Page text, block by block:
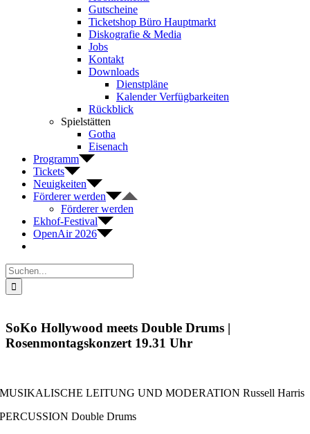
Gutscheine
Ticketshop Büro Hauptmarkt
Diskografie & Media
Jobs
Kontakt
Downloads
Dienstpläne
Kalender Verfügbarkeiten
Rückblick
Spielstätten
Gotha
Eisenach
Programm
Tickets
Neuigkeiten
Förderer werden
Förderer werden
Ekhof-Festival
OpenAir 2026
Suche
nach:
SoKo Hollywood meets Double Drums |
Rosenmontagskonzert 19.31 Uhr
MUSIKALISCHE LEITUNG UND MODERATION Russell Harris
PERCUSSION Double Drums